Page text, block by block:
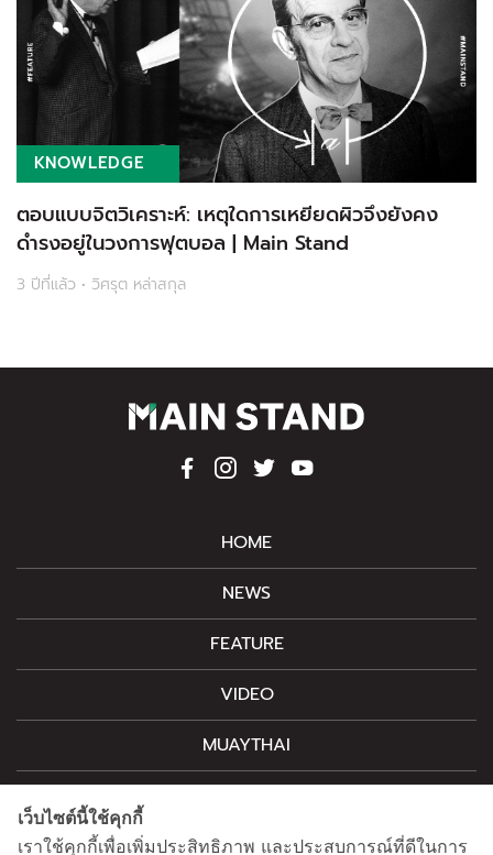
KNOWLEDGE
ตอบแบบจิตวิเคราะห์: เหตุใดการเหยียดผิวจึงยังคง
ดำรงอยู่ในวงการฟุตบอล | Main Stand
3 ปีที่แล้ว • วิศรุต หล่าสกุล
HOME
NEWS
FEATURE
VIDEO
MUAYTHAI
CONTACT
เว็บไซต์นี้ใช้คุกกี้
เราใช้คุกกี้เพื่อเพิ่มประสิทธิภาพ และประสบการณ์ที่ดีในการ